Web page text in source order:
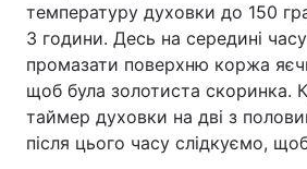
температуру духовки до 150
3 години. Десь на середині
промазати поверхню коржа
щоб була золотиста скоринка.
таймер духовки на дві з
після цього часу слідкуємо, щоб